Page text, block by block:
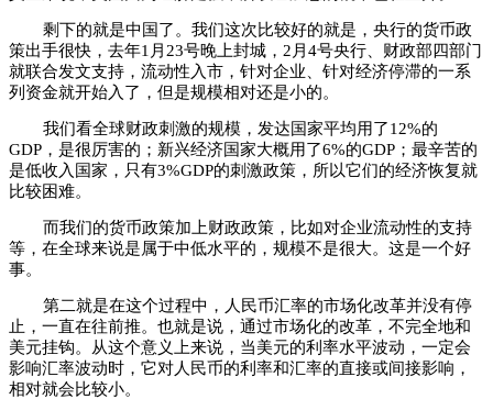
剩下的就是中国了。我们这次比较好的就是，央行的货币政
策出手很快，去年1月23号晚上封城，2月4号央行、财政部四部门
就联合发文支持，流动性入市，针对企业、针对经济停滞的一系
列资金就开始入了，但是规模相对还是小的。
我们看全球财政刺激的规模，发达国家平均用了12%的
GDP，是很厉害的；新兴经济国家大概用了6%的GDP；最辛苦的
是低收入国家，只有3%GDP的刺激政策，所以它们的经济恢复就
比较困难。
而我们的货币政策加上财政政策，比如对企业流动性的支持
等，在全球来说是属于中低水平的，规模不是很大。这是一个好
事。
第二就是在这个过程中，人民币汇率的市场化改革并没有停
止，一直在往前推。也就是说，通过市场化的改革，不完全地和
美元挂钩。从这个意义上来说，当美元的利率水平波动，一定会
影响汇率波动时，它对人民币的利率和汇率的直接或间接影响，
相对就会比较小。